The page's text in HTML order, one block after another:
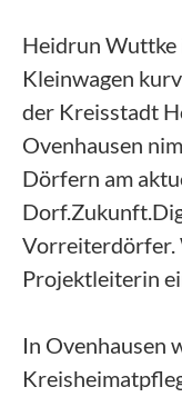
Heidrun Wuttke
Kleinwagen
der Kreisstadt
Ovenhausen
Dörfern am
Vorreiterdörfer.
Projektleiterin
In Ovenhausen